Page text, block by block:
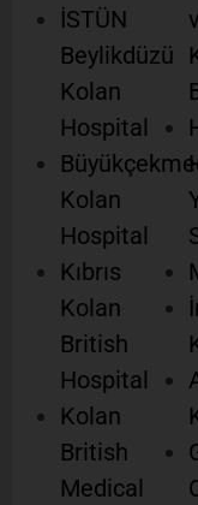
İSTÜN
Beylikdüzü
Kolan
Hospital
Kolan
Hospital
Kıbrıs
Kolan
British
Hospital
Kolan
British
Medical